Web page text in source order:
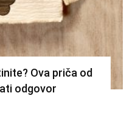
Ova priča od
odgovor